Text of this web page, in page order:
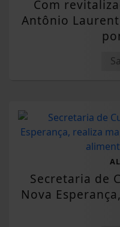
Com
Antônio
Secretaria de
Nova